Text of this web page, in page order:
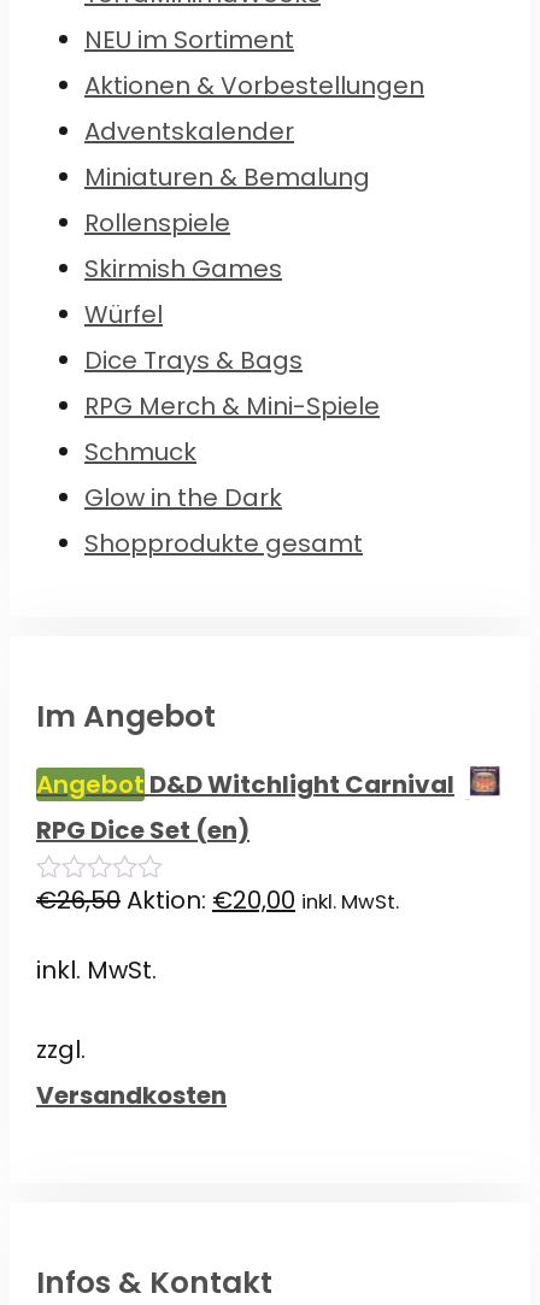
NEU im Sortiment
Aktionen & Vorbestellungen
Adventskalender
Miniaturen & Bemalung
Rollenspiele
Skirmish Games
Würfel
Dice Trays & Bags
RPG Merch & Mini-Spiele
Schmuck
Glow in the Dark
Shopprodukte gesamt
Im Angebot
Angebot D&D Witchlight Carnival
RPG Dice Set (en)
0
€26,50Ursprünglicher
Aktion: €20,00 Aktueller
inkl. MwSt.
inkl. MwSt.
zzgl.
Versandkosten
Infos & Kontakt